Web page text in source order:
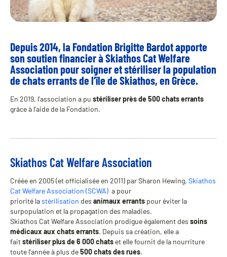
Depuis 2014, la Fondation Brigitte Bardot apporte
son soutien financier à Skiathos Cat Welfare
Association pour soigner et stériliser la population
de chats errants de l’île de Skiathos, en Grèce.
En 2019, l’association a pu stériliser près de 500 chats errants
grâce à l’aide de la Fondation.
Skiathos Cat Welfare Association
Créée en 2005 (et officialisée en 2011) par Sharon Hewing, Skiathos
Cat Welfare Association (SCWA) a pour
priorité lastérilisation des animaux errants pour éviter la
surpopulation et la propagation des maladies.
Skiathos Cat Welfare Association prodigue également des soins
médicaux aux chats errants. Depuis sa création, elle a
faitstériliser plus de 6 000 chats et elle fournit de la nourriture
toute l’année à plus de500 chats des rues.